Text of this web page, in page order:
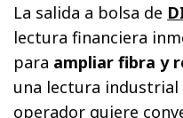
La salida a bolsa de
lectura financiera
para ampliar fibra y
una lectura
operador quiere